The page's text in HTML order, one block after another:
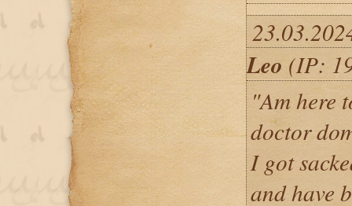
Leo (IP:
"Am here
doctor
I got
and have